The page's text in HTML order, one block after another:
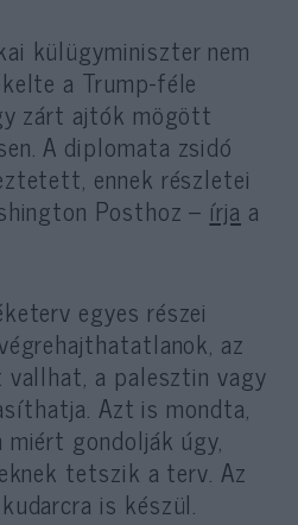
külügyminiszter nem
a Trump-féle
zárt ajtók mögött
A diplomata zsidó
ennek részletei
Posthoz – írja a
egyes részei
az
a palesztin vagy
Azt is mondta,
gondolják úgy,
tetszik a terv. Az
is készül.